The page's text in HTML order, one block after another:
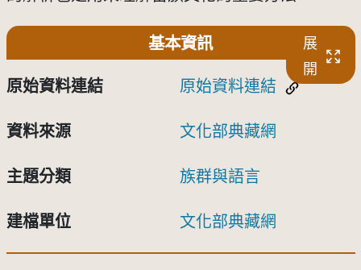
基本資訊
展
開
原始資料連結 原始資料連結
資料來源 文化部典藏網
主題分類 族群與語言
建檔單位 文化部典藏網